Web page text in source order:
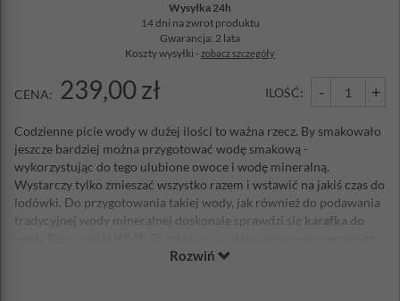
Wysyłka 24h
14 dni na zwrot produktu
Gwarancja: 2 lata
Koszty wysyłki -zobacz szczegóły
CENA: 239,00 zł ILOŚĆ: - +
Codzienne picie wody w dużej ilości to ważna rzecz. By smakowało
jeszcze bardziej można przygotować wodę smakową -
wykorzystując do tego ulubione owoce i wodę mineralną.
Wystarczy tylko zmieszać wszystko razem i wstawić na jakiś czas do
lodówki. Do przygotowania takiej wody, jak również do podawania
tradycyjnej wody mineralnej doskonale sprawdzi się karafka do
dużym dnie, które pomieści odpowiednią ilość ulubionego napoju.
Rozwiń